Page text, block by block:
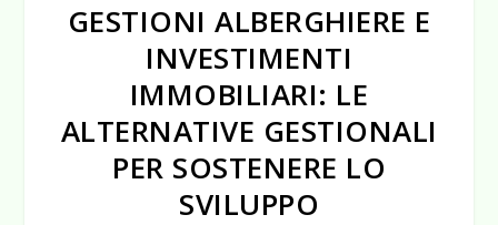
GESTIONI ALBERGHIERE E
INVESTIMENTI
IMMOBILIARI: LE
ALTERNATIVE GESTIONALI
PER SOSTENERE LO
SVILUPPO